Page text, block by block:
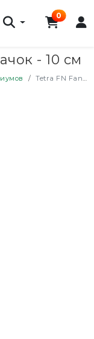
0
- 10 см
Tetra FN Fangfix №2 M сачок - 10 см